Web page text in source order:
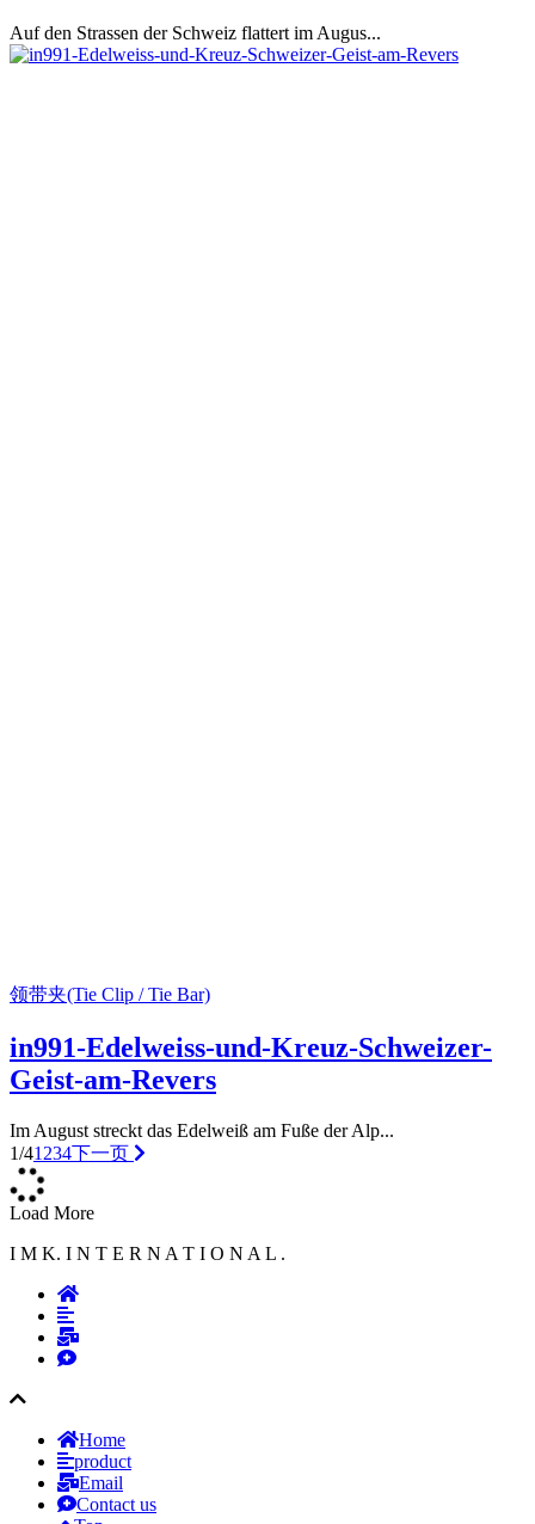
Auf den Strassen der Schweiz flattert im Augus...
领带夹(Tie Clip / Tie Bar)
in991-Edelweiss-und-Kreuz-Schweizer-
Geist-am-Revers
Im August streckt das Edelweiß am Fuße der Alp...
1/41 234下一页
Load More
I M K. I N T E R N A T I O N A L .
Home
product
Email
Contact us